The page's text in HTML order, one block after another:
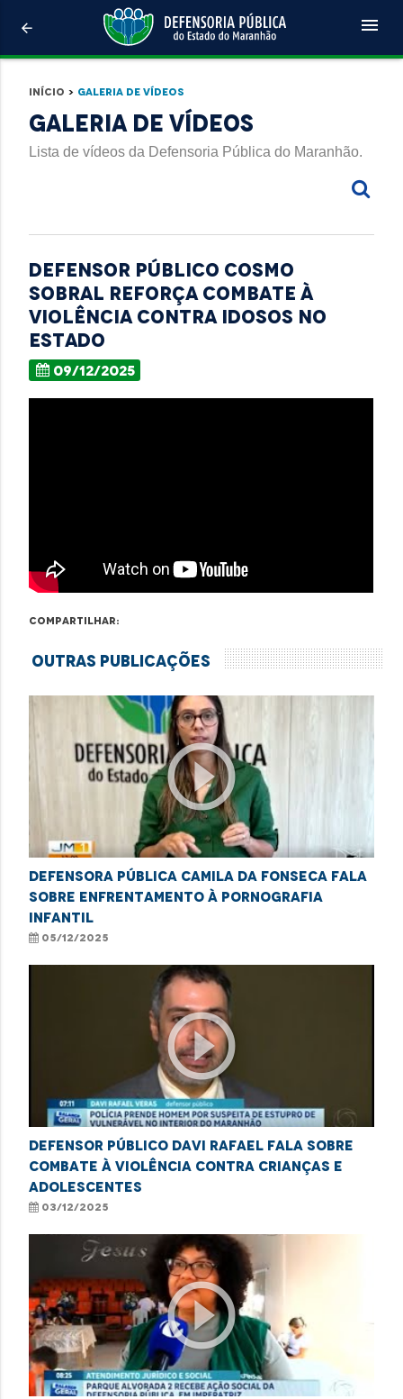
arrow_back menu
Início > Galeria de Vídeos
Galeria de Vídeos
Lista de vídeos da Defensoria Pública do Maranhão.
Defensor Público Cosmo
Sobral reforça combate à
violência contra idosos no
estado
09/12/2025
Compartilhar:
Outras Publicações
play_circle_outline
Defensora Pública Camila da Fonseca fala
sobre enfrentamento à pornografia
infantil
05/12/2025
play_circle_outline
Defensor Público Davi Rafael fala sobre
combate à violência contra crianças e
adolescentes
03/12/2025
play_circle_outline